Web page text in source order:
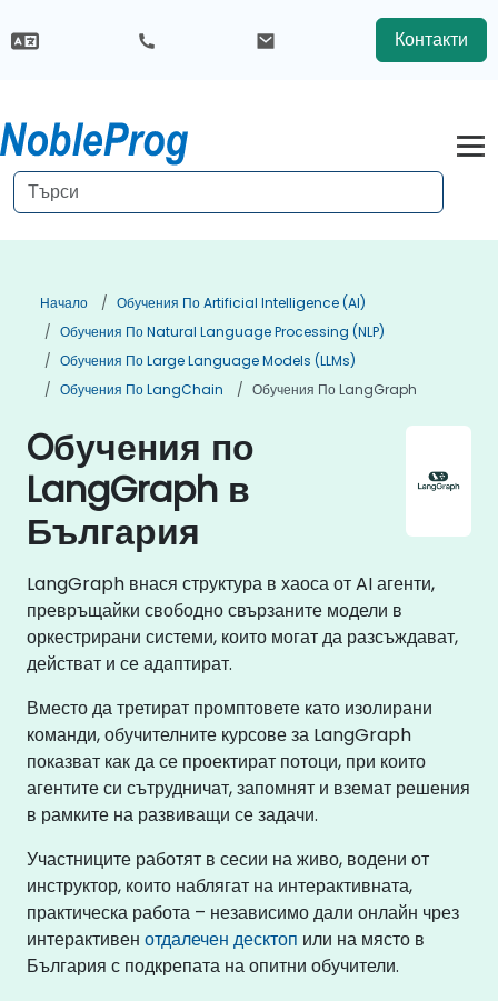
Контакти
Начало
Обучения По Artificial Intelligence (AI)
Обучения По Natural Language Processing (NLP)
Обучения По Large Language Models (LLMs)
Обучения По LangChain
Обучения По LangGraph
Oбучения по
LangGraph в
България
LangGraph внася структура в хаоса от AI агенти,
превръщайки свободно свързаните модели в
оркестрирани системи, които могат да разсъждават,
действат и се адаптират.
Вместо да третират промптовете като изолирани
команди, обучителните курсове за LangGraph
показват как да се проектират потоци, при които
агентите си сътрудничат, запомнят и вземат решения
в рамките на развиващи се задачи.
Участниците работят в сесии на живо, водени от
инструктор, които наблягат на интерактивната,
практическа работа – независимо дали онлайн чрез
интерактивен отдалечен десктоп или на място в
България с подкрепата на опитни обучители.